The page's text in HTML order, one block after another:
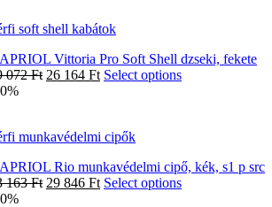
soft shell kabátok
Vittoria Pro Soft Shell dzseki, fekete
072Ft 26 164 Ft Select options
munkavédelmi cipők
Rio munkavédelmi cipő, kék, s1 p src
163Ft 29 846 Ft Select options